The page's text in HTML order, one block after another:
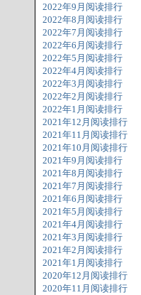
2022年9月阅读排行
2022年8月阅读排行
2022年7月阅读排行
2022年6月阅读排行
2022年5月阅读排行
2022年4月阅读排行
2022年3月阅读排行
2022年2月阅读排行
2022年1月阅读排行
2021年12月阅读排行
2021年11月阅读排行
2021年10月阅读排行
2021年9月阅读排行
2021年8月阅读排行
2021年7月阅读排行
2021年6月阅读排行
2021年5月阅读排行
2021年4月阅读排行
2021年3月阅读排行
2021年2月阅读排行
2021年1月阅读排行
2020年12月阅读排行
2020年11月阅读排行